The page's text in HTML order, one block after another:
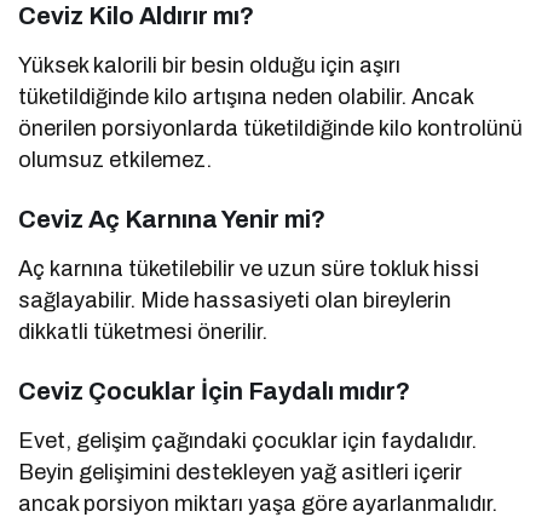
Ceviz Kilo Aldırır mı?
Yüksek kalorili bir besin olduğu için aşırı
tüketildiğinde kilo artışına neden olabilir. Ancak
önerilen porsiyonlarda tüketildiğinde kilo kontrolünü
olumsuz etkilemez.
Ceviz Aç Karnına Yenir mi?
Aç karnına tüketilebilir ve uzun süre tokluk hissi
sağlayabilir. Mide hassasiyeti olan bireylerin
dikkatli tüketmesi önerilir.
Ceviz Çocuklar İçin Faydalı mıdır?
Evet, gelişim çağındaki çocuklar için faydalıdır.
Beyin gelişimini destekleyen yağ asitleri içerir
ancak porsiyon miktarı yaşa göre ayarlanmalıdır.